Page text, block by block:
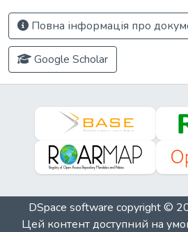
Повна інформація про
Google Scholar
DSpace software copyright ©
Цей контент доступний на